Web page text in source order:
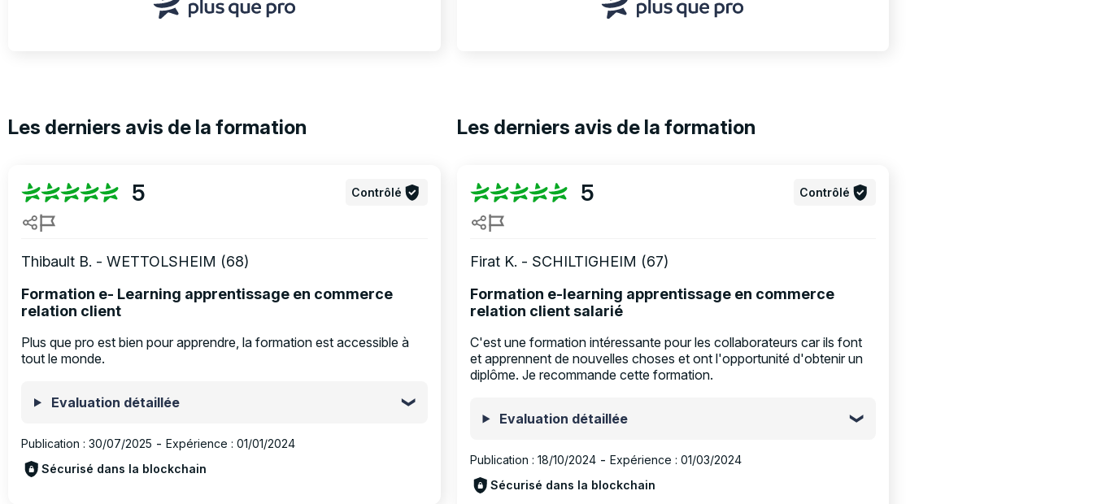
Les derniers avis de la formation
5 Contrôlé
Thibault B. - WETTOLSHEIM (68)
Formation e- Learning apprentissage en commerce
relation client
Plus que pro est bien pour apprendre, la formation est accessible à
tout le monde.
Evaluation détaillée
Publication : 30/07/2025 - Expérience : 01/01/2024
Sécurisé dans la blockchain
Les derniers avis de la formation
5 Contrôlé
Firat K. - SCHILTIGHEIM (67)
Formation e-learning apprentissage en commerce
relation client salarié
C'est une formation intéressante pour les collaborateurs car ils font
et apprennent de nouvelles choses et ont l'opportunité d'obtenir un
diplôme. Je recommande cette formation.
Evaluation détaillée
Publication : 18/10/2024 - Expérience : 01/03/2024
Sécurisé dans la blockchain